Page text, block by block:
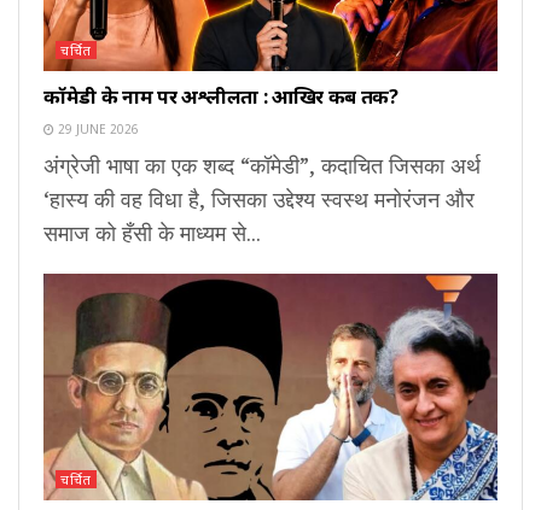
चर्चित
कॉमेडी के नाम पर अश्लीलता : आखिर कब तक?
29 JUNE 2026
अंग्रेजी भाषा का एक शब्द “कॉमेडी”, कदाचित जिसका अर्थ
‘हास्य की वह विधा है, जिसका उद्देश्य स्वस्थ मनोरंजन और
समाज को हँसी के माध्यम से...
चर्चित